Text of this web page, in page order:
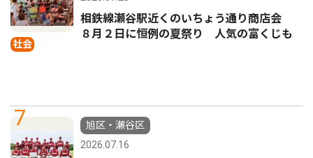
社会
相鉄線瀬谷駅近くのいちょう通り商店会
８月２日に恒例の夏祭り 人気の富くじも
7
旭区・瀬谷区
2026.07.16